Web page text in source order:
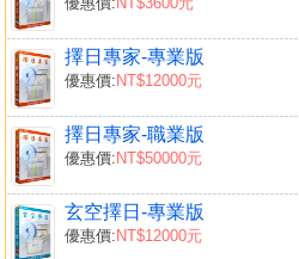
擇日專家-專業版
優惠價:NT$12000元
擇日專家-職業版
優惠價:NT$50000元
玄空擇日-專業版
優惠價:NT$12000元